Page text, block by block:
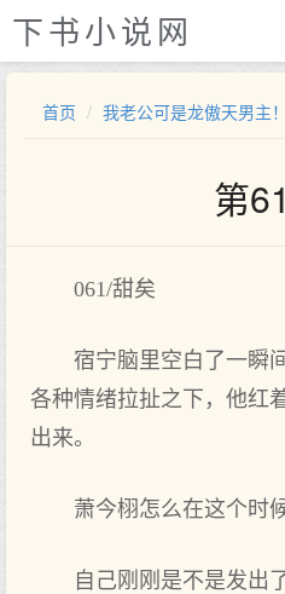
下书小说网
首页 我老公可是龙傲天男主！
第
061/甜矣
宿宁脑里空白了一瞬
各种情绪拉扯之下‌，他‌红
出来。
萧今栩怎么在这‌个时
自己刚刚是不是发出